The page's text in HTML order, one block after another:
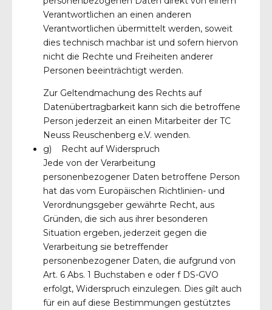
Verantwortlichen an einen anderen
Verantwortlichen übermittelt werden, soweit
dies technisch machbar ist und sofern hiervon
nicht die Rechte und Freiheiten anderer
Personen beeinträchtigt werden.
Zur Geltendmachung des Rechts auf
Datenübertragbarkeit kann sich die betroffene
Person jederzeit an einen Mitarbeiter der TC
Neuss Reuschenberg e.V. wenden.
g) Recht auf Widerspruch
Jede von der Verarbeitung
personenbezogener Daten betroffene Person
hat das vom Europäischen Richtlinien- und
Verordnungsgeber gewährte Recht, aus
Gründen, die sich aus ihrer besonderen
Situation ergeben, jederzeit gegen die
Verarbeitung sie betreffender
personenbezogener Daten, die aufgrund von
Art. 6 Abs. 1 Buchstaben e oder f DS-GVO
erfolgt, Widerspruch einzulegen. Dies gilt auch
für ein auf diese Bestimmungen gestütztes